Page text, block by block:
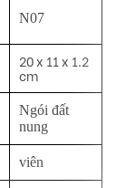
N07
20 x 11 x 1.2
cm
Ngói đất
nung
viên